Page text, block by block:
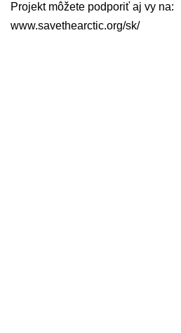
Projekt môžete podporiť aj vy na:
www.savethearctic.org/sk/